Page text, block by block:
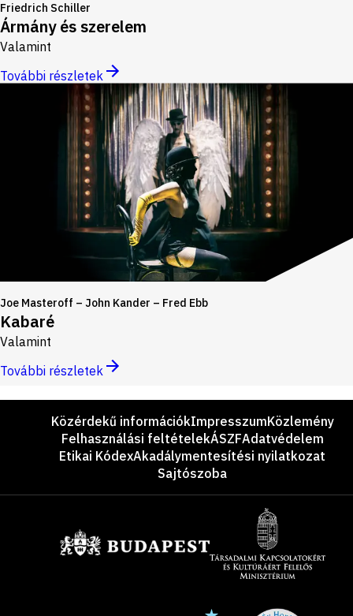
Friedrich Schiller
Ármány és szerelem
Valamint
További részletek
Joe Masteroff – John Kander – Fred Ebb
Kabaré
Valamint
További részletek
LáblécKözérdekű információkImpresszumKözlemény
Felhasználási feltételekÁSZFAdatvédelem
Etikai KódexAkadálymentesítési nyilatkozat
Sajtószoba